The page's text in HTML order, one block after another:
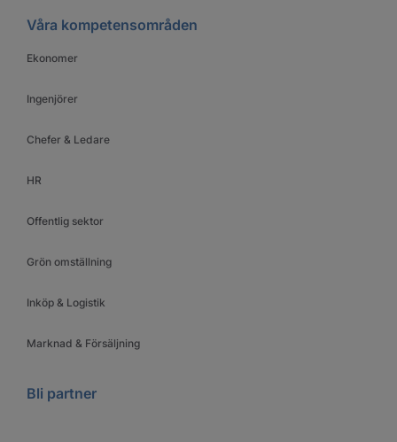
Våra kompetensområden
Ekonomer
Ingenjörer
Chefer & Ledare
HR
Offentlig sektor
Grön omställning
Inköp & Logistik
Marknad & Försäljning
Bli partner